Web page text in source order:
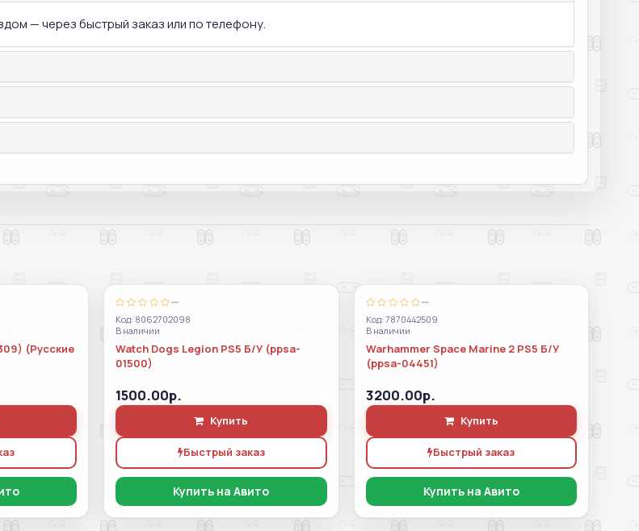
— через быстрый заказ или по телефону.
(Русские
—
Код: 8062702098
В наличии
Watch Dogs Legion PS5 Б/У (ppsa-
01500)
1500.00р.
Купить
Быстрый заказ
Купить на Авито
—
Код: 7870442509
В наличии
Warhammer Space Marine 2 PS5 Б/У
(ppsa-04451)
3200.00р.
Купить
Быстрый заказ
Купить на Авито